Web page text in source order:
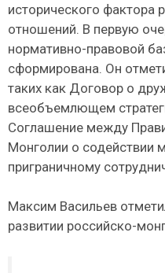
исторического фактора
отношений. В первую
нормативно-правовой
сформирована. Он
таких как Договор о
всеобъемлющем
Соглашение между
Монголии о содействии
приграничному
Максим Васильев
развитии российско-